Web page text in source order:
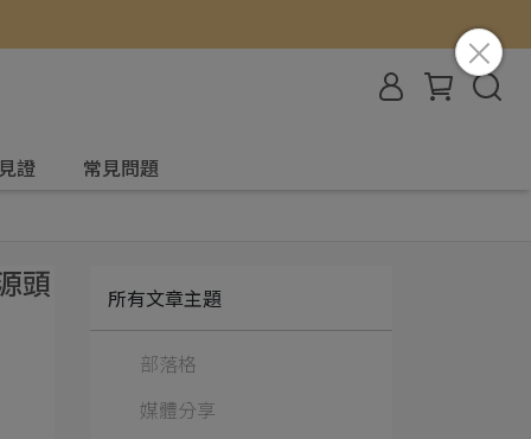
證 常見問題
頭 所有文章主題
部落格
媒體分享